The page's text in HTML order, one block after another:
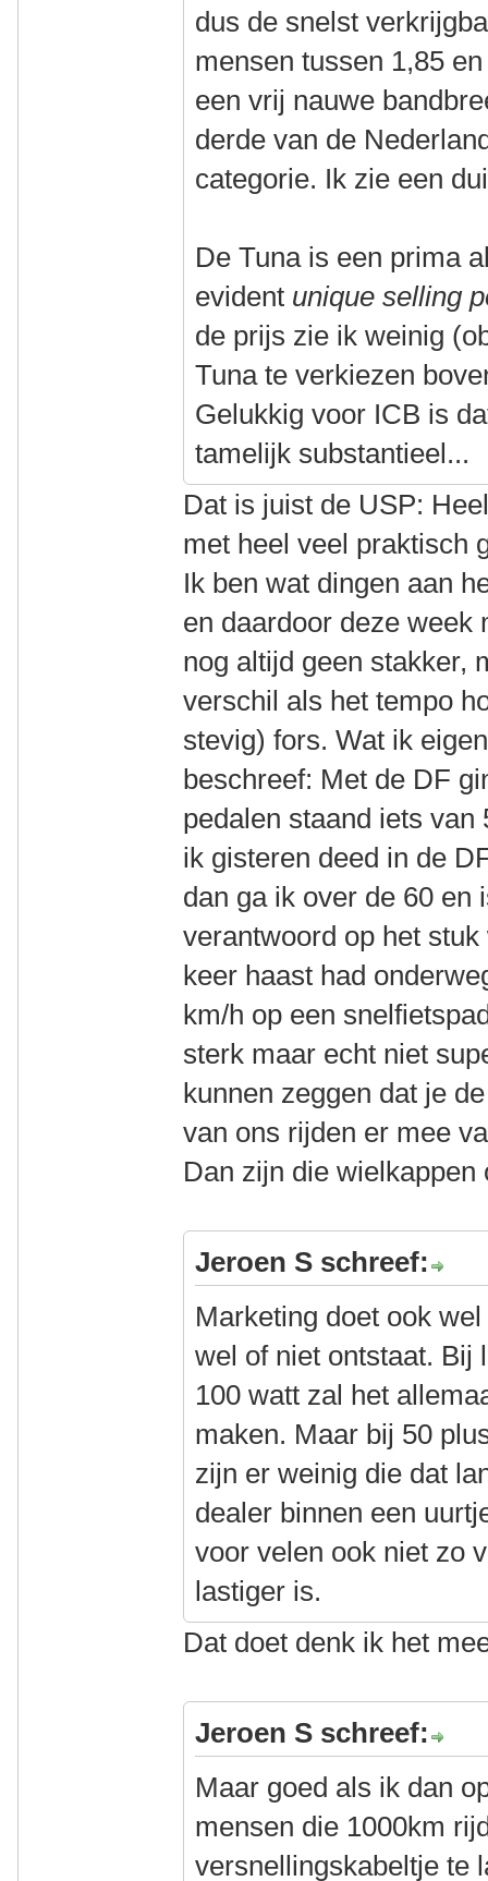
dus de snelst
mensen tussen 1,85
een vrij nauwe
derde van de
categorie. Ik zie een
De Tuna is een prima
evident unique selling
de prijs zie ik weinig
Tuna te verkiezen
Gelukkig voor ICB is
tamelijk substantieel...
Dat is juist de USP:
met heel veel praktisch
Ik ben wat dingen aan
en daardoor deze week
nog altijd geen stakker,
verschil als het tempo
stevig) fors. Wat ik
beschreef: Met de DF
pedalen staand iets
ik gisteren deed in de
dan ga ik over de 60 en
verantwoord op het
keer haast had
km/h op een
sterk maar echt niet
kunnen zeggen dat je
van ons rijden er mee
Dan zijn die
Jeroen S schreef:
Marketing doet ook
wel of niet ontstaat. Bij
100 watt zal het
maken. Maar bij 50
zijn er weinig die dat
dealer binnen een
voor velen ook niet zo
lastiger is.
Dat doet denk ik het
Jeroen S schreef:
Maar goed als ik dan
mensen die 1000km
versnellingskabeltje te